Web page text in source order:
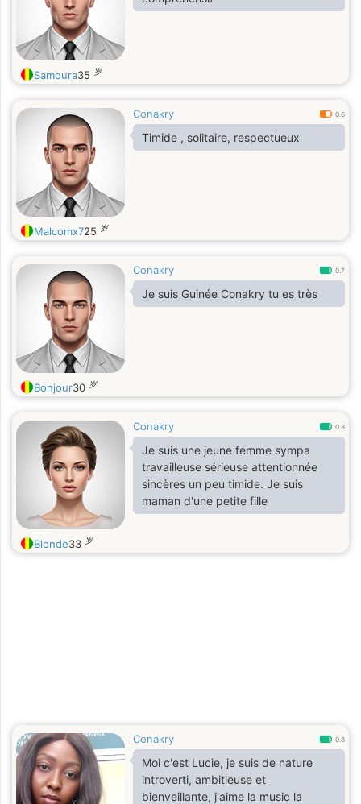
beaucoup car sans vous ils n’y pas
Samoura35 岁
Conakry 0.6
Timide , solitaire, respectueux
Malcomx725 岁
Conakry 0.7
Je suis Guinée Conakry tu es très
Bonjour30 岁
Conakry 0.8
Je suis une jeune femme sympa
travailleuse sérieuse attentionnée
sincères un peu timide. Je suis
maman d'une petite fille
Blonde33 岁
Conakry 0.8
Moi c'est Lucie, je suis de nature
introverti, ambitieuse et
bienveillante, j'aime la music la